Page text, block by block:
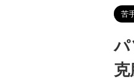
苦
パ